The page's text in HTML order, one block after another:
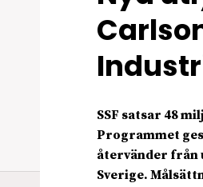
SSF satsar 48
Programmet
återvänder från
Sverige.